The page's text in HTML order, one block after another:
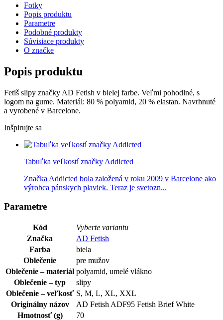
Fotky
Popis produktu
Parametre
Podobné produkty
Súvisiace produkty
O značke
Popis produktu
Fetiš slipy značky AD Fetish v bielej farbe. Veľmi pohodlné, s
logom na gume. Materiál: 80 % polyamid, 20 % elastan. Navrhnuté
a vyrobené v Barcelone.
Inšpirujte sa
Tabuľka veľkostí značky Addicted
Značka Addicted bola založená v roku 2009 v Barcelone ako
výrobca pánskych plaviek. Teraz je svetozn...
Parametre
Kód
Vyberte variantu
Značka
AD Fetish
Farba
biela
Oblečenie
pre mužov
Oblečenie – materiál polyamid, umelé vlákno
Oblečenie – typ
slipy
Oblečenie – veľkosť S, M, L, XL, XXL
Originálny názov
AD Fetish ADF95 Fetish Brief White
Hmotnosť (g)
70